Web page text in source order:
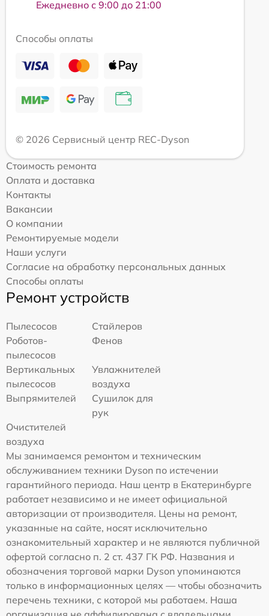
Ежедневно с 9:00 до 21:00
Способы оплаты
© 2026 Сервисный центр REC-Dyson
Стоимость ремонта
Оплата и доставка
Контакты
Вакансии
О компании
Ремонтируемые модели
Наши услуги
Согласие на обработку персональных данных
Способы оплаты
Ремонт устройств
Пылесосов
Стайлеров
Роботов-
пылесосов
Фенов
Вертикальных
пылесосов
Увлажнителей
воздуха
Выпрямителей
Сушилок для
рук
Очистителей
воздуха
Мы занимаемся ремонтом и техническим
обслуживанием техники Dyson по истечении
гарантийного периода. Наш центр в Екатеринбурге
работает независимо и не имеет официальной
авторизации от производителя. Цены на ремонт,
указанные на сайте, носят исключительно
ознакомительный характер и не являются публичной
офертой согласно п. 2 ст. 437 ГК РФ. Названия и
обозначения торговой марки Dyson упоминаются
только в информационных целях — чтобы обозначить
перечень техники, с которой мы работаем. Наша